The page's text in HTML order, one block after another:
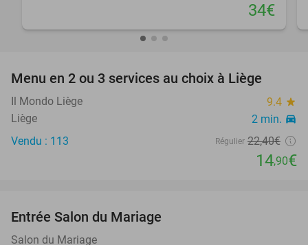
34€
Menu en 2 ou 3 services au choix à Liège
Il Mondo Liège 9.4 star
Liège 2 min. directions_car
Vendu : 113 Régulier 22,40€
14,90€
Entrée Salon du Mariage
Salon du Mariage